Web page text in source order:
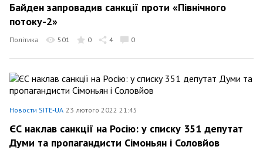
Байден запровадив санкції проти «Північного
потоку-2»
Політика 501 0 4 0
Новости SITE-UA 23 лютого 2022 21:45
ЄС наклав санкції на Росію: у списку 351 депутат
Думи та пропагандисти Сімоньян і Соловйов